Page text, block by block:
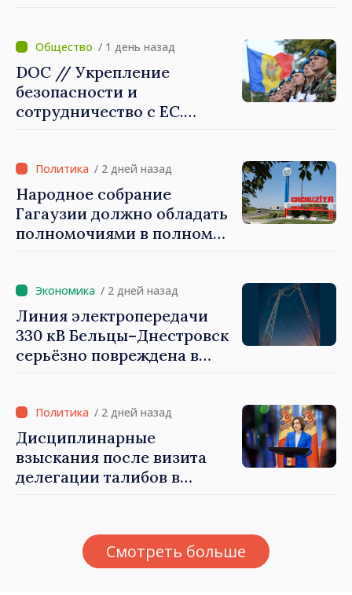
которые будут их
защищать»
/ 1 день назад
DOC // Укрепление
безопасности и
сотрудничество с ЕС.
обороны на 2024–2034 годы
опубликована в Monitorul
Oficial
/ 2 дней назад
Народное собрание
Гагаузии должно обладать
полномочиями в полном
быть свободными и
честными»
/ 2 дней назад
Линия электропередачи
330 кВ Бельцы–Днестровск
серьёзно повреждена в
/ 2 дней назад
Дисциплинарные
взыскания после визита
делегации талибов в
занимающие высокие
должности, не знают
политики государства»
Смотреть больше